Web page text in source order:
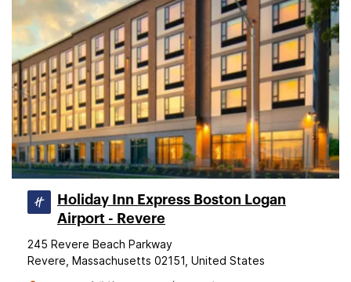
Holiday Inn Express Boston Logan
Airport - Revere
245 Revere Beach Parkway
Revere, Massachusetts 02151, United States